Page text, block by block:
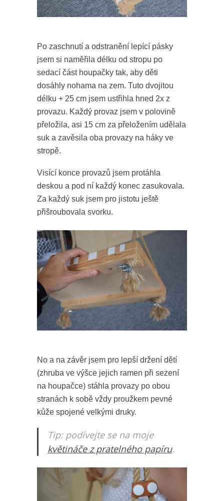
Po zaschnutí a odstranění lepící pásky
jsem si naměřila délku od stropu po
sedací část houpačky tak, aby děti
dosáhly nohama na zem. Tuto dvojitou
délku + 25 cm jsem ustřihla hned 2x z
provazu. Každý provaz jsem v polovině
přeložila, asi 15 cm za přeložením udělala
suk a zavěsila oba provazy na háky ve
stropě.
Visící konce provazů jsem protáhla
deskou a pod ní každý konec zasukovala.
Za každý suk jsem pro jistotu ještě
přišroubovala svorku.
No a na závěr jsem pro lepší držení dětí
(zhruba ve výšce jejich ramen při sezení
na houpačce) stáhla provazy po obou
stranách k sobě vždy proužkem pevné
kůže spojené velkými druky.
Tip: podívejte se na moje
květináče z pratelného papíru.